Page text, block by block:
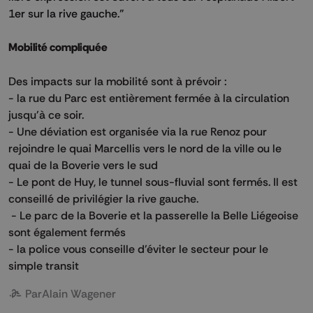
1er sur la rive gauche."
Mobilité compliquée
Des impacts sur la mobilité sont à prévoir :
- la rue du Parc est entièrement fermée à la circulation
jusqu'à ce soir.
- Une déviation est organisée via la rue Renoz pour
rejoindre le quai Marcellis vers le nord de la ville ou le
quai de la Boverie vers le sud
- Le pont de Huy, le tunnel sous-fluvial sont fermés. Il est
conseillé de privilégier la rive gauche.
- Le parc de la Boverie et la passerelle la Belle Liégeoise
sont également fermés
- la police vous conseille d'éviter le secteur pour le
simple transit
ParAlain Wagener